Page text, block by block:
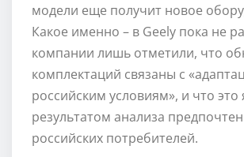
модели еще получит новое
Какое именно – в Geely пока не
компании лишь отметили, что
комплектаций связаны с
российским условиям», и что это
результатом анализа
российских потребителей.